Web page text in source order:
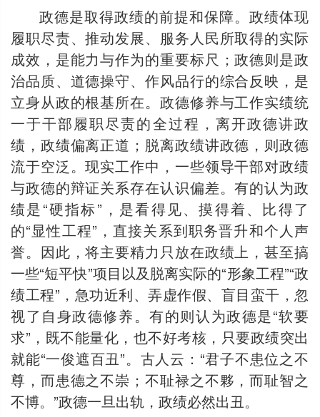
政德是取得政绩的前提和保障。政绩体现
履职尽责、推动发展、服务人民所取得的实际
成效，是能力与作为的重要标尺；政德则是政
治品质、道德操守、作风品行的综合反映，是
立身从政的根基所在。政德修养与工作实绩统
一于干部履职尽责的全过程，离开政德讲政
绩，政绩偏离正道；脱离政绩讲政德，则政德
流于空泛。现实工作中，一些领导干部对政绩
与政德的辩证关系存在认识偏差。有的认为政
绩是“硬指标”，是看得见、摸得着、比得了
的“显性工程”，直接关系到职务晋升和个人声
誉。因此，将主要精力只放在政绩上，甚至搞
一些“短平快”项目以及脱离实际的“形象工程”“政
绩工程”，急功近利、弄虚作假、盲目蛮干，忽
视了自身政德修养。有的则认为政德是“软要
求”，既不能量化，也不好考核，只要政绩突出
就能“一俊遮百丑”。古人云：“君子不患位之不
尊，而患德之不崇；不耻禄之不夥，而耻智之
不博。”政德一旦出轨，政绩必然出丑。